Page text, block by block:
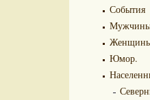
События
Юмор.